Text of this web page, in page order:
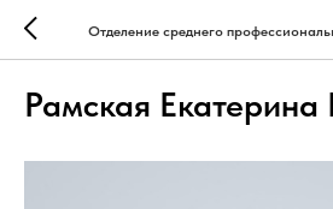
Отделение среднего
Рамская